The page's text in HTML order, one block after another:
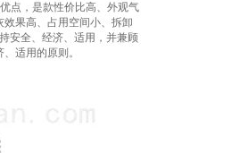
点，是款性价比高、外观气
果高、占用空间小、拆卸
安全、经济、适用，并兼顾
适用的原则。